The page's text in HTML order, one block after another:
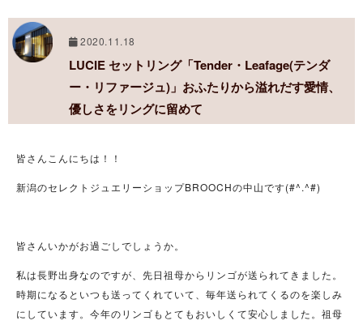
2020.11.18
LUCIE セットリング「Tender・Leafage(テンダ
ー・リファージュ)」おふたりから溢れだす愛情、
優しさをリングに留めて
皆さんこんにちは！！
新潟のセレクトジュエリーショップBROOCHの中山です(#^.^#)
皆さんいかがお過ごしでしょうか。
私は長野出身なのですが、先日祖母からリンゴが送られてきました。
時期になるといつも送ってくれていて、毎年送られてくるのを楽しみ
にしています。今年のリンゴもとてもおいしくて安心しました。祖母